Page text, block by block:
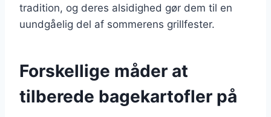
tradition, og deres alsidighed gør dem til en
uundgåelig del af sommerens grillfester.
Forskellige måder at
tilberede bagekartofler på